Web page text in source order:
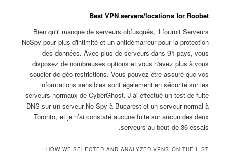
Best VPN servers/locations for Roobet
Bien qu'il manque de serveurs obfusqués, il fournit Serveurs
NoSpy pour plus d'intimité et un antidémarreur pour la protection
des données. Avec plus de serveurs dans 91 pays, vous
disposez de nombreuses options et vous n'avez plus à vous
soucier de géo-restrictions. Vous pouvez être assuré que vos
informations sensibles sont également en sécurité sur les
serveurs normaux de CyberGhost. J’ai effectué un test de fuite
DNS sur un serveur No-Spy à Bucarest et un serveur normal à
Toronto, et je n’ai constaté aucune fuite sur aucun des deux
serveurs au bout de 36 essais.
HOW WE SELECTED AND ANALYZED VPNS ON THE LIST